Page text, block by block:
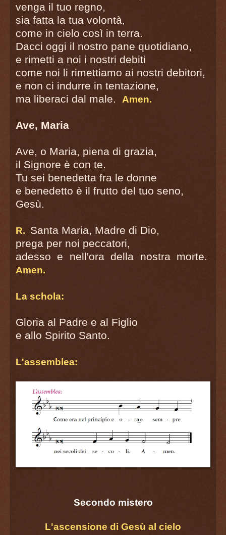
venga il tuo regno,
sia fatta la tua volontà,
come in cielo così in terra.
Dacci oggi il nostro pane quotidiano,
e rimetti a noi i nostri debiti
come noi li rimettiamo ai nostri debitori,
e non ci indurre in tentazione,
ma liberaci dal male. Amen.
Ave, Maria
Ave, o Maria, piena di grazia,
il Signore è con te.
Tu sei benedetta fra le donne
e benedetto è il frutto del tuo seno,
Gesù.
R. Santa Maria, Madre di Dio,
prega per noi peccatori,
adesso e nell'ora della nostra morte.
Amen.
La schola:
Gloria al Padre e al Figlio
e allo Spirito Santo.
L'assemblea:
Secondo mistero
L'ascensione di Gesù al cielo